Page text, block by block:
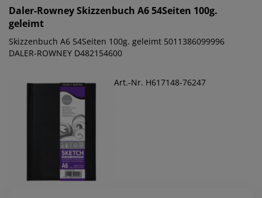
Daler-RowneySkizzenbuch A6 54Seiten 100g.
geleimt
Skizzenbuch A6 54Seiten 100g. geleimt 5011386099996
DALER-ROWNEY D482154600
Art.-Nr. H617148-76247